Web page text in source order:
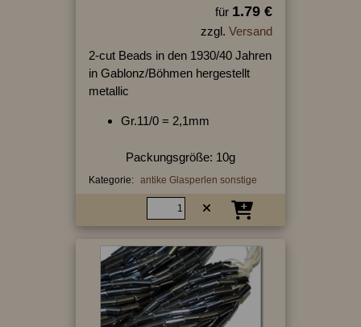
für 1.79 €
zzgl. Versand
2-cut Beads in den 1930/40 Jahren
in Gablonz/Böhmen hergestellt
metallic
Gr.11/0 = 2,1mm
Packungsgröße: 10g
Kategorie: antike Glasperlen sonstige